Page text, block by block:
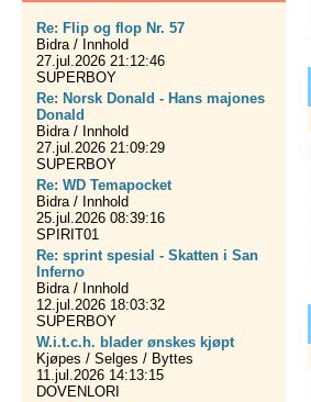
Re: Flip og flop Nr. 57
Bidra / Innhold
27.jul.2026 21:12:46
SUPERBOY
Re: Norsk Donald - Hans majones
Donald
Bidra / Innhold
27.jul.2026 21:09:29
SUPERBOY
Re: WD Temapocket
Bidra / Innhold
25.jul.2026 08:39:16
SPIRIT01
Re: sprint spesial - Skatten i San
Inferno
Bidra / Innhold
12.jul.2026 18:03:32
SUPERBOY
W.i.t.c.h. blader ønskes kjøpt
Kjøpes / Selges / Byttes
11.jul.2026 14:13:15
DOVENLORI